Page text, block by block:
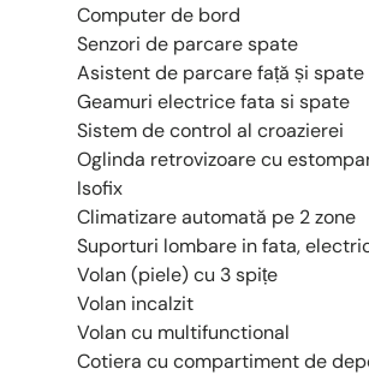
Computer de bord
Senzori de parcare spate
Asistent de parcare față și spate
Geamuri electrice fata si spate
Sistem de control al croazierei
Oglinda retrovizoare cu
Isofix
Climatizare automată pe 2 zone
Suporturi lombare in fata,
Volan (piele) cu 3 spițe
Volan incalzit
Volan cu multifunctional
Cotiera cu compartiment de